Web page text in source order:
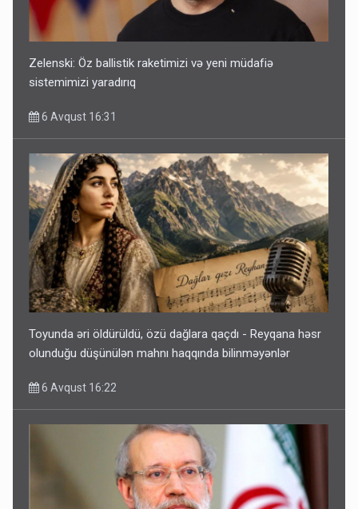
Zelenski: Öz ballistik raketimizi və yeni müdafiə
sistemimizi yaradırıq
6 Avqust 16:31
Toyunda əri öldürüldü, özü dağlara qaçdı - Reyqana həsr
olunduğu düşünülən mahnı haqqında bilinməyənlər
6 Avqust 16:22